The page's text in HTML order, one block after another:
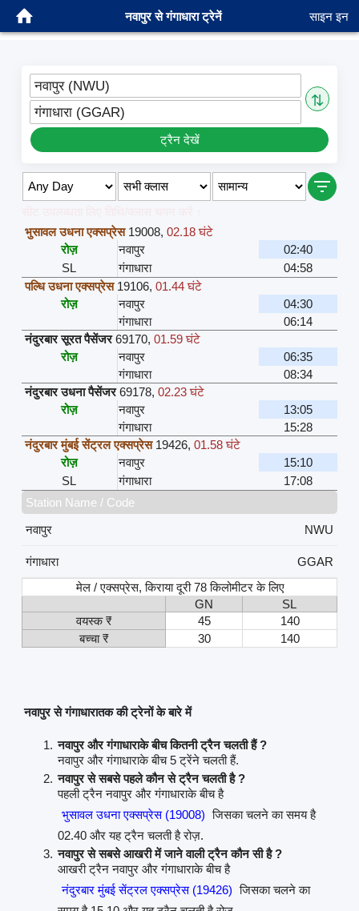
नवापुर से गंगाधारा ट्रेनें साइन इन
नवापुर (NWU)
⇅
गंगाधारा (GGAR)
ट्रैन देखें
भुसावल उधना एक्सप्रेस 19008, 02.18 घंटे
रोज़
नवापुर
02:40
SL
गंगाधारा
04:58
पल्धि उधना एक्सप्रेस 19106, 01.44 घंटे
रोज़
नवापुर
04:30
गंगाधारा
06:14
नंदुरबार सूरत पैसेंजर 69170, 01.59 घंटे
रोज़
नवापुर
06:35
गंगाधारा
08:34
नंदुरबार उधना पैसेंजर 69178, 02.23 घंटे
रोज़
नवापुर
13:05
गंगाधारा
15:28
नंदुरबार मुंबई सेंट्रल एक्सप्रेस 19426, 01.58 घंटे
रोज़
नवापुर
15:10
SL
गंगाधारा
17:08
Station Name / Code
नवापुर
NWU
गंगाधारा
GGAR
मेल / एक्सप्रेस, किराया दूरी 78 किलोमीटर के लिए
GN
SL
वयस्क ₹
45
140
बच्चा ₹
30 140
नवापुर से गंगाधारातक की ट्रेनों के बारे में
नवापुर और गंगाधाराके बीच कितनी ट्रैन चलती हैं ?
नवापुर और गंगाधाराके बीच 5 ट्रेंने चलती हैं.
नवापुर से सबसे पहले कौन से ट्रैन चलती है ?
पहली ट्रैन नवापुर और गंगाधाराके बीच है
भुसावल उधना एक्सप्रेस (19008) जिसका चलने का समय है
02.40 और यह ट्रैन चलती है रोज़.
नवापुर से सबसे आखरी में जाने वाली ट्रैन कौन सी है ?
आखरी ट्रैन नवापुर और गंगाधाराके बीच है
नंदुरबार मुंबई सेंट्रल एक्सप्रेस (19426) जिसका चलने का